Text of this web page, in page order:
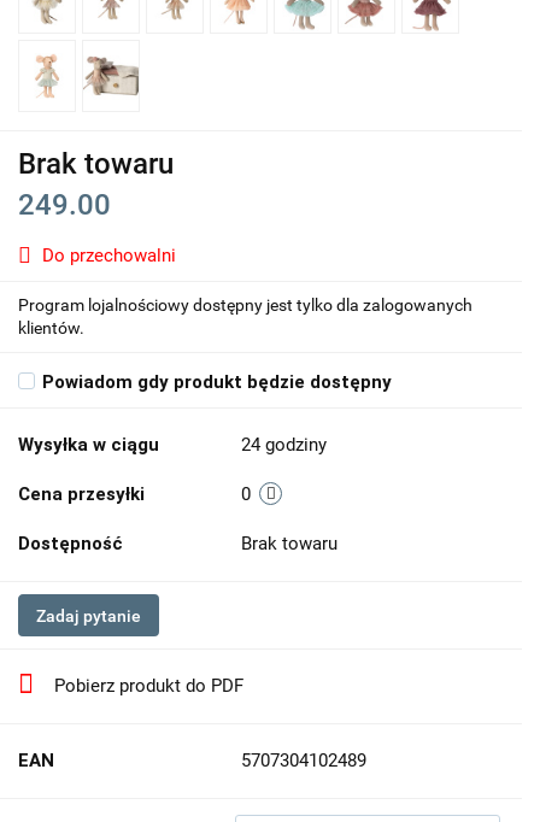
Brak towaru
249.00
Do przechowalni
Program lojalnościowy dostępny jest tylko dla zalogowanych
klientów.
Powiadom gdy produkt będzie dostępny
Wysyłka w ciągu 24 godziny
Cena przesyłki 0
Dostępność Brak towaru
Zadaj pytanie
Pobierz produkt do PDF
EAN 5707304102489